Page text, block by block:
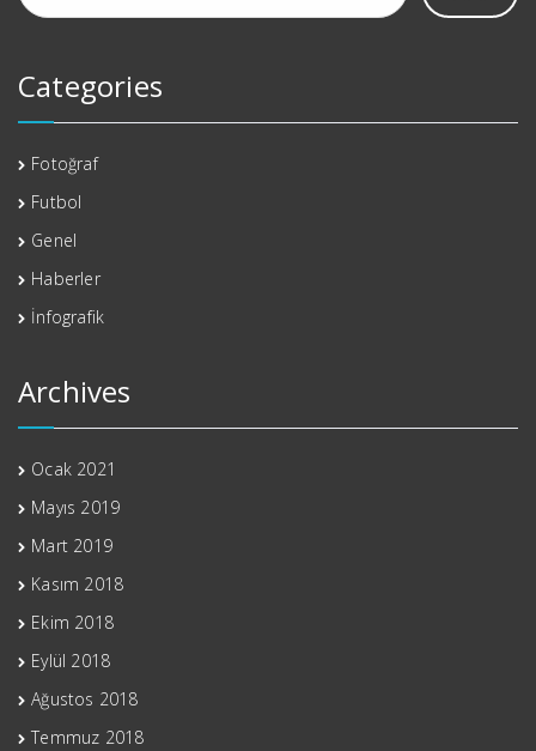
Categories
Fotoğraf
Futbol
Genel
Haberler
İnfografik
Archives
Ocak 2021
Mayıs 2019
Mart 2019
Kasım 2018
Ekim 2018
Eylül 2018
Ağustos 2018
Temmuz 2018